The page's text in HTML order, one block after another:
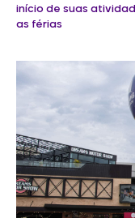
início de suas
as férias